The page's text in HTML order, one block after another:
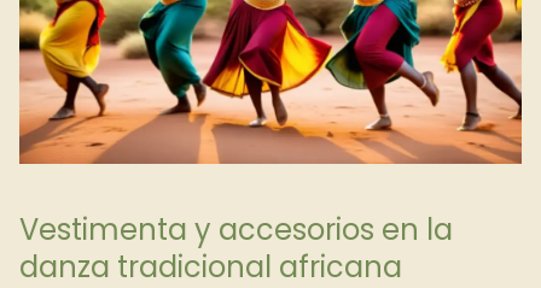
Vestimenta y accesorios en la
danza tradicional africana